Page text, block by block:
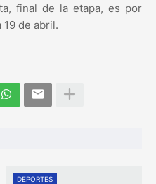
final de la etapa, es por
19 de abril.
DEPORTES